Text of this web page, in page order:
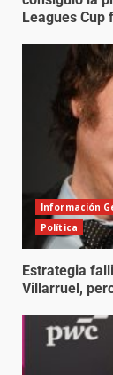
Leagues Cup
Información
Política
Estrategia
Villarruel,